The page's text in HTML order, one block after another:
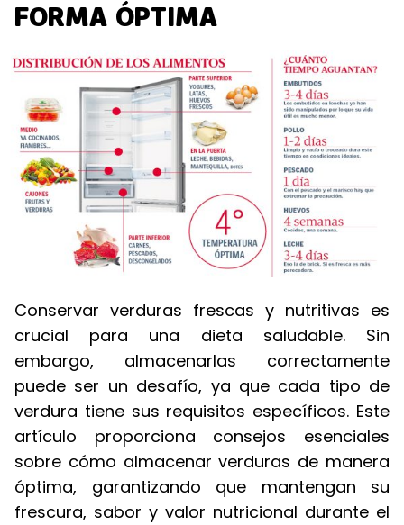
FORMA ÓPTIMA
Conservar verduras frescas y nutritivas es
crucial para una dieta saludable. Sin
embargo, almacenarlas correctamente
puede ser un desafío, ya que cada tipo de
verdura tiene sus requisitos específicos. Este
artículo proporciona consejos esenciales
sobre cómo almacenar verduras de manera
óptima, garantizando que mantengan su
frescura, sabor y valor nutricional durante el